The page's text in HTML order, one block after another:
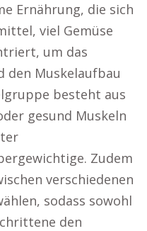
Ernährung, die sich
viel Gemüse
um das
den Muskelaufbau
besteht aus
gesund Muskeln
Zudem
verschiedenen
sodass sowohl
den